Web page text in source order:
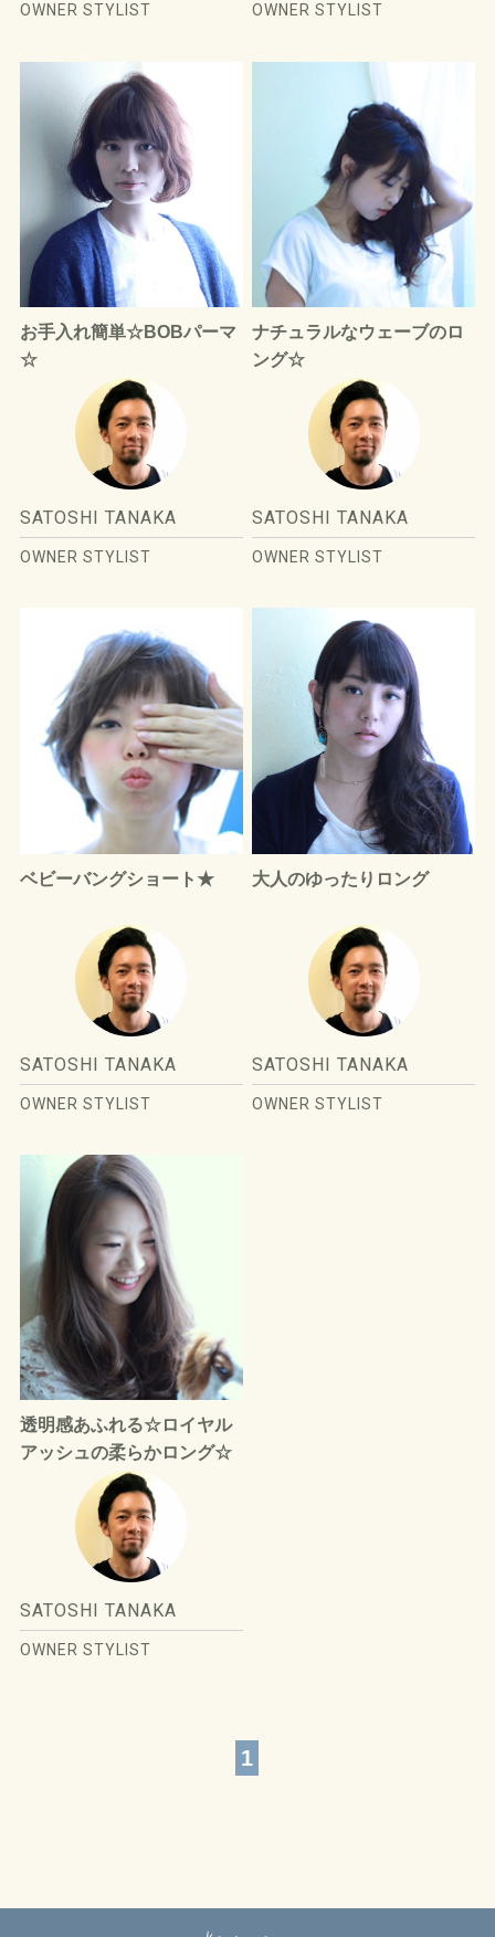
OWNER STYLIST OWNER STYLIST
お手入れ簡単☆BOBパーマ
☆
SATOSHI TANAKA
OWNER STYLIST
ナチュラルなウェーブのロ
ング☆
SATOSHI TANAKA
OWNER STYLIST
ベビーバングショート★
SATOSHI TANAKA
OWNER STYLIST
大人のゆったりロング
SATOSHI TANAKA
OWNER STYLIST
透明感あふれる☆ロイヤル
アッシュの柔らかロング☆
SATOSHI TANAKA
OWNER STYLIST
1